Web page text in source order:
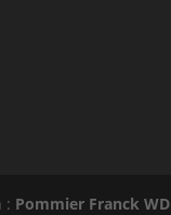
: Pommier Franck WD